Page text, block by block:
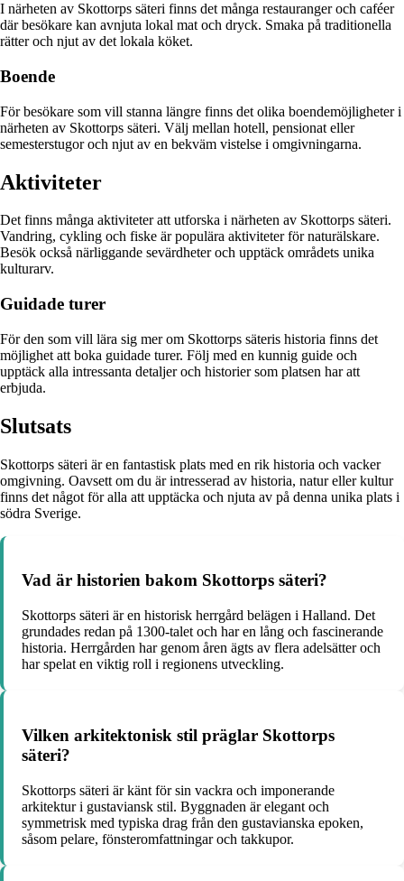
I närheten av Skottorps säteri finns det många restauranger och caféer
där besökare kan avnjuta lokal mat och dryck. Smaka på traditionella
rätter och njut av det lokala köket.
Boende
För besökare som vill stanna längre finns det olika boendemöjligheter i
närheten av Skottorps säteri. Välj mellan hotell, pensionat eller
semesterstugor och njut av en bekväm vistelse i omgivningarna.
Aktiviteter
Det finns många aktiviteter att utforska i närheten av Skottorps säteri.
Vandring, cykling och fiske är populära aktiviteter för naturälskare.
Besök också närliggande sevärdheter och upptäck områdets unika
kulturarv.
Guidade turer
För den som vill lära sig mer om Skottorps säteris historia finns det
möjlighet att boka guidade turer. Följ med en kunnig guide och
upptäck alla intressanta detaljer och historier som platsen har att
erbjuda.
Slutsats
Skottorps säteri är en fantastisk plats med en rik historia och vacker
omgivning. Oavsett om du är intresserad av historia, natur eller kultur
finns det något för alla att upptäcka och njuta av på denna unika plats i
södra Sverige.
Vad är historien bakom Skottorps säteri?
Skottorps säteri är en historisk herrgård belägen i Halland. Det
grundades redan på 1300-talet och har en lång och fascinerande
historia. Herrgården har genom åren ägts av flera adelsätter och
har spelat en viktig roll i regionens utveckling.
Vilken arkitektonisk stil präglar Skottorps
säteri?
Skottorps säteri är känt för sin vackra och imponerande
arkitektur i gustaviansk stil. Byggnaden är elegant och
symmetrisk med typiska drag från den gustavianska epoken,
såsom pelare, fönsteromfattningar och takkupor.